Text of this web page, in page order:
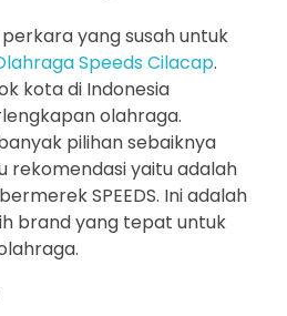
yang susah untuk
Speeds Cilacap.
kota di Indonesia
olahraga.
pilihan sebaiknya
rekomendasi yaitu adalah
SPEEDS. Ini adalah
brand yang tepat untuk